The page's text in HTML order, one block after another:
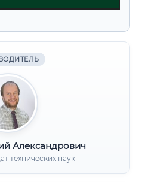
Александрович
технических наук